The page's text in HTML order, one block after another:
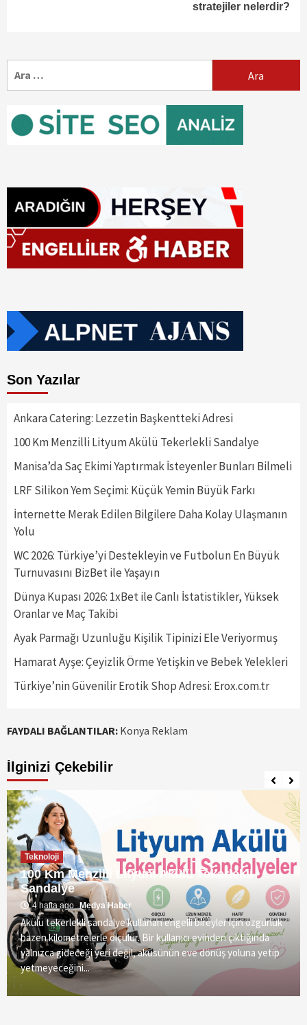
stratejiler nelerdir?
Son Yazılar
Ankara Catering: Lezzetin Başkentteki Adresi
100 Km Menzilli Lityum Akülü Tekerlekli Sandalye
Manisa’da Saç Ekimi Yaptırmak İsteyenler Bunları Bilmeli
LRF Silikon Yem Seçimi: Küçük Yemin Büyük Farkı
İnternette Merak Edilen Bilgilere Daha Kolay Ulaşmanın
Yolu
WC 2026: Türkiye’yi Destekleyin ve Futbolun En Büyük
Turnuvasını BizBet ile Yaşayın
Dünya Kupası 2026: 1xBet ile Canlı İstatistikler, Yüksek
Oranlar ve Maç Takibi
Ayak Parmağı Uzunluğu Kişilik Tipinizi Ele Veriyormuş
Hamarat Ayşe: Çeyizlik Örme Yetişkin ve Bebek Yelekleri
Türkiye’nin Güvenilir Erotik Shop Adresi: Erox.com.tr
FAYDALI BAĞLANTILAR: Konya Reklam
İlginizi Çekebilir
Teknoloji
100 Km Menzilli Lityum Akülü Tekerlekli
Sandalye
4 hafta ago Medya Haber
Akülü tekerlekli sandalye kullanan engelli bireyler için özgürlük
bazen kilometrelerle ölçülür. Bir kullanıcı evinden çıktığında
yalnızca gideceği yeri değil, aküsünün eve dönüş yoluna yetip
yetmeyeceğini...